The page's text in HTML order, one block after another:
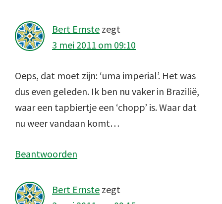
Bert Ernste zegt
3 mei 2011 om 09:10
Oeps, dat moet zijn: ‘uma imperial’. Het was
dus even geleden. Ik ben nu vaker in Brazilië,
waar een tapbiertje een ‘chopp’ is. Waar dat
nu weer vandaan komt…
Beantwoorden
Bert Ernste zegt